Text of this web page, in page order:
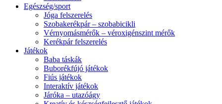
Egészség/sport
Jóga felszerelés
Szobakerékpár – szobabicikli
Vérnyomásmérők – véroxigénszint mérők
Kerékpár felszerelés
Játékok
Baba táskák
Buborékfújó játékok
Fiús játékok
Interaktív játékok
Járóka – utazóágy